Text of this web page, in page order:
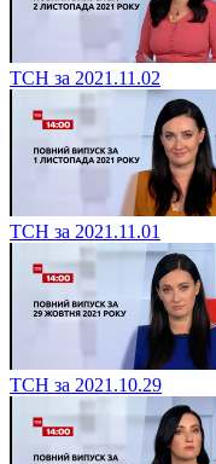
ТСН за 2021.11.02
ТСН за 2021.11.01
ТСН за 2021.10.29